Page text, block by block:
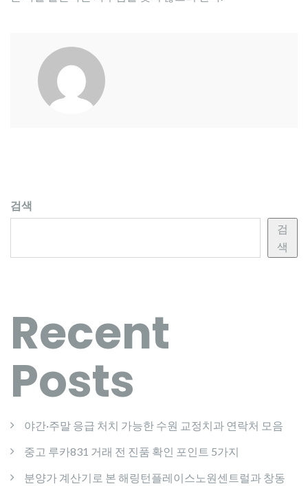
검색
검
색
Recent
Posts
야간·주말 응급 처치 가능한 수원 교정치과 연락처 모음
중고 루카831 거래 전 진품 확인 포인트 5가지
분양가 계산기로 본 해링턴플레이스노원센트럴과 창동